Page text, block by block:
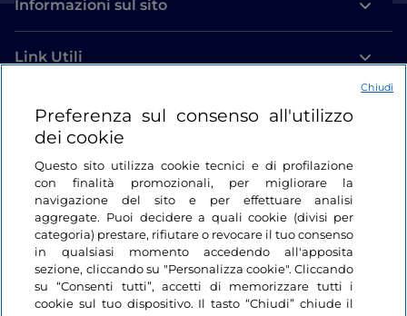
Informazioni sul sito
Link Utili
Login
Restiamo in contatto
Preferenza sul consenso all'utilizzo
dei cookie
Questo sito utilizza cookie tecnici e di profilazione
con finalità promozionali, per migliorare la
navigazione del sito e per effettuare analisi
aggregate. Puoi decidere a quali cookie (divisi per
categoria) prestare, rifiutare o revocare il tuo consenso
in qualsiasi momento accedendo all'apposita
sezione, cliccando su "Personalizza cookie". Cliccando
su “Consenti tutti”, accetti di memorizzare tutti i
cookie sul tuo dispositivo. Il tasto “Chiudi” chiude il
Chiudi